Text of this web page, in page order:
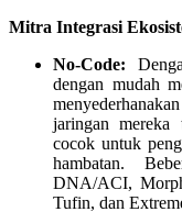
Mitra Integrasi
No-Code:
dengan mudah
jaringan mereka
cocok untuk
hambatan.
DNA/ACI,
Tufin, dan